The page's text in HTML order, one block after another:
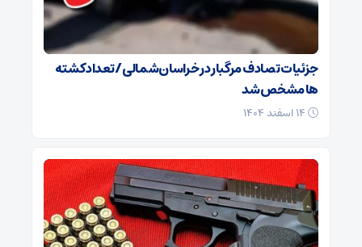
جزئیات تصادف مرگبار در خراسان‌شمالی/ تعداد کشته
ها مشخص شد